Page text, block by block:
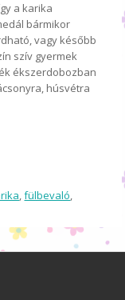
a karika
bármikor
vagy később
szív gyermek
ékszerdobozban
húsvétra
,fülbevaló,